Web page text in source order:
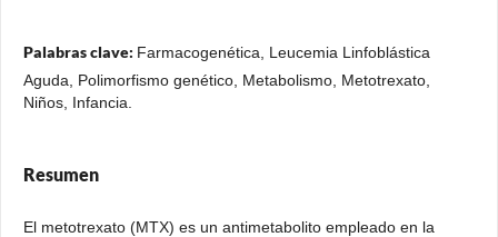
Palabras clave: Farmacogenética, Leucemia Linfoblástica
Aguda, Polimorfismo genético, Metabolismo, Metotrexato,
Niños, Infancia.
Resumen
El metotrexato (MTX) es un antimetabolito empleado en la